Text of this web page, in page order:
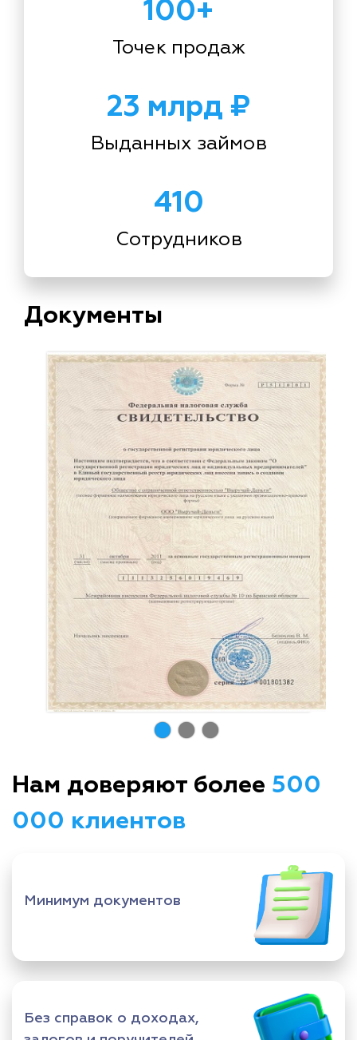
100+
Точек продаж
23 млрд ₽
Выданных займов
410
Сотрудников
Документы
Нам доверяют более 500
000 клиентов
Минимум документов
Без справок о доходах,